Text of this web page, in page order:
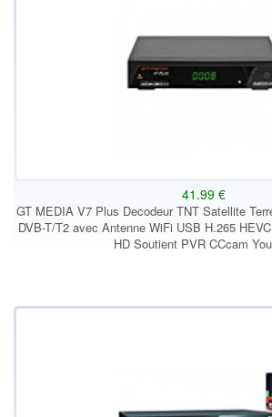
41.99 €
GT MEDIA V7 Plus Decodeur TNT Satellite
DVB-T/T2 avec Antenne WiFi USB H.265
HD Soutient PVR CCcam